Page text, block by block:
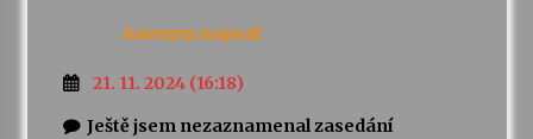
Anonym napsal:
21. 11. 2024 (16:18)
Ještě jsem nezaznamenal zasedání